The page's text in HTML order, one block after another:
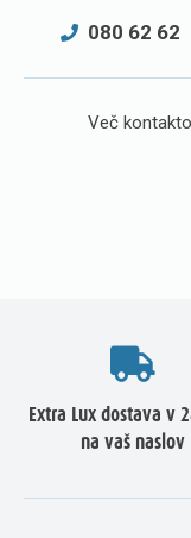
080 62 62
Več
Extra Lux dostava v
na vaš naslov